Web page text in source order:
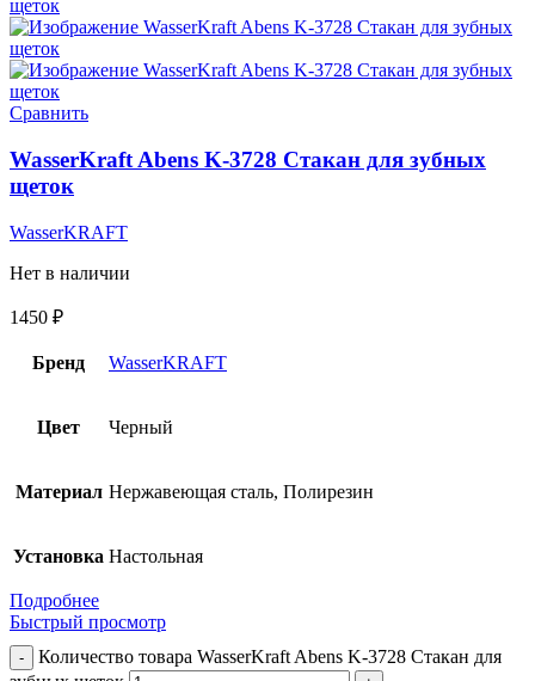
Сравнить
WasserKraft Abens K-3728 Стакан для зубных
щеток
WasserKRAFT
Нет в наличии
1450 ₽
Бренд WasserKRAFT
Цвет Черный
Материал Нержавеющая сталь, Полирезин
Установка Настольная
Подробнее
Быстрый просмотр
Количество товара WasserKraft Abens K-3728 Стакан для